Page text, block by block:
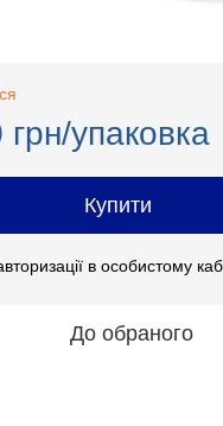
упаковка
Купити
в особистому
До обраного